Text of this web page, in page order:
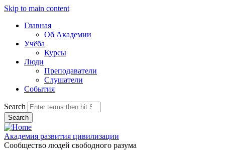
Skip to main content
Главная
Об Академии
Учёба
Курсы
Люди
Преподаватели
Слушатели
События
Search
Академия развития цивилизации
Сообщество людей свободного разума